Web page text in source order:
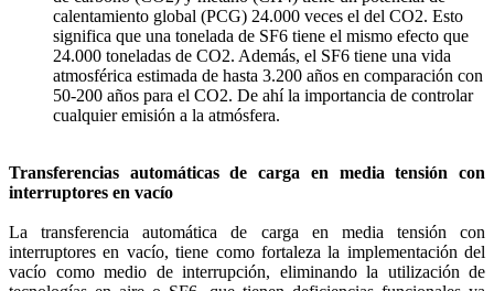
calentamiento global (PCG) 24.000 veces el del CO2. Esto
significa que una tonelada de SF6 tiene el mismo efecto que
24.000 toneladas de CO2. Además, el SF6 tiene una vida
atmosférica estimada de hasta 3.200 años en comparación con
50-200 años para el CO2. De ahí la importancia de controlar
cualquier emisión a la atmósfera.
Transferencias automáticas de carga en media tensión con
interruptores en vacío
La transferencia automática de carga en media tensión con
interruptores en vacío, tiene como fortaleza la implementación del
vacío como medio de interrupción, eliminando la utilización de